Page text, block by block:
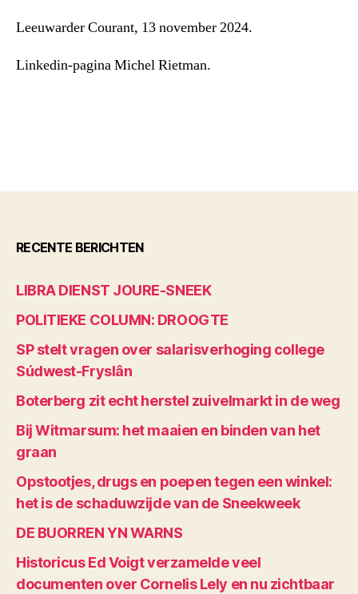
Leeuwarder Courant, 13 november 2024.
Linkedin-pagina Michel Rietman.
RECENTE BERICHTEN
LIBRA DIENST JOURE-SNEEK
POLITIEKE COLUMN: DROOGTE
SP stelt vragen over salarisverhoging college
Súdwest-Fryslân
Boterberg zit echt herstel zuivelmarkt in de weg
Bij Witmarsum: het maaien en binden van het
graan
Opstootjes, drugs en poepen tegen een winkel:
het is de schaduwzijde van de Sneekweek
DE BUORREN YN WARNS
Historicus Ed Voigt verzamelde veel
documenten over Cornelis Lely en nu zichtbaar